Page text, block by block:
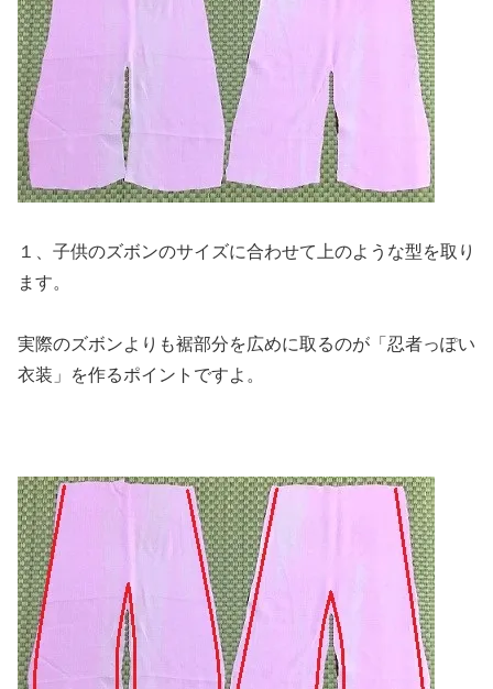
１、子供のズボンのサイズに合わせて上のような型を取り
ます。
実際のズボンよりも裾部分を広めに取るのが「忍者っぽい
衣装」を作るポイントですよ。